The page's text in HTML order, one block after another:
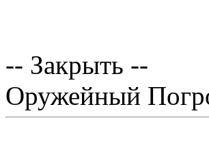
-- Закрыть --
Оружейный